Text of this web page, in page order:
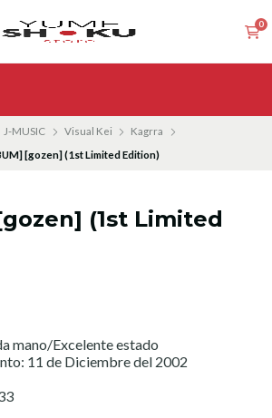
0
J-MUSIC Visual Kei
Kagrra
[gozen] (1st Limited Edition)
(1st Limited
mano/Excelente estado
11 de Diciembre del 2002